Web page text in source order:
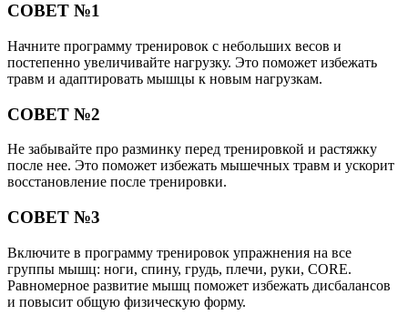
СОВЕТ №1
Начните программу тренировок с небольших весов и
постепенно увеличивайте нагрузку. Это поможет избежать
травм и адаптировать мышцы к новым нагрузкам.
СОВЕТ №2
Не забывайте про разминку перед тренировкой и растяжку
после нее. Это поможет избежать мышечных травм и ускорит
восстановление после тренировки.
СОВЕТ №3
Включите в программу тренировок упражнения на все
группы мышц: ноги, спину, грудь, плечи, руки, CORE.
Равномерное развитие мышц поможет избежать дисбалансов
и повысит общую физическую форму.